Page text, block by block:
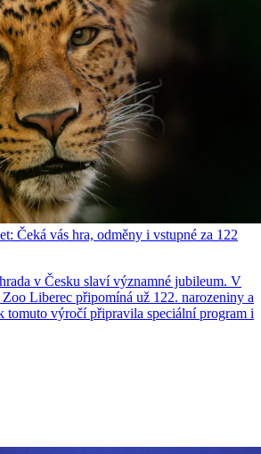
Čeká vás hra, odměny i vstupné za 122
v Česku slaví významné jubileum. V
Liberec připomíná už 122. narozeniny a
tomuto výročí připravila speciální program i